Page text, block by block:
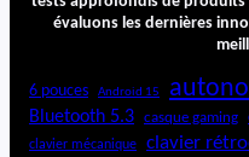
évaluons les dernières
6 pouces Android 15
Bluetooth 5.3 casque gaming
clavier mécanique clavier